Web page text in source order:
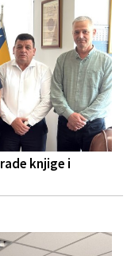
knjige i